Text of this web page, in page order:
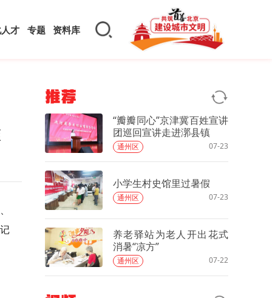
才 专题 资料库
推荐
“瓣瓣同心”京津冀百姓宣讲
团巡回宣讲走进漷县镇
通州区 07-23
小学生村史馆里过暑假
通州区 07-23
养老驿站为老人开出花式
消暑“凉方”
通州区 07-22